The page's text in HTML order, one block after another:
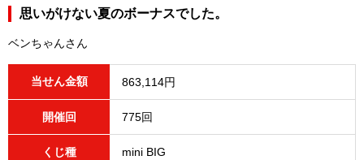
思いがけない夏のボーナスでした。
ベンちゃんさん
当せん金額 863,114円
開催回 775回
くじ種 mini BIG